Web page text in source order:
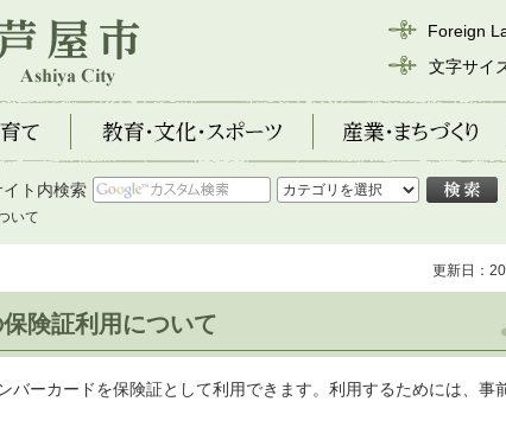
Foreign
文字サイ
教育・文化・スポーツ 産業・まちづくり
イト内検索
いて
更新日：
険証利用について
バーカードを保険証として利用できます。利用するためには、事